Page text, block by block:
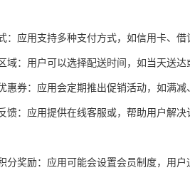
：应用支持多种支付方式，如信用卡、
域：用户可以选择配送时间，如当天送
惠券：应用会定期推出促销活动，如满
馈：应用提供在线客服或，帮助用户解
分奖励：应用可能会设置会员制度，用